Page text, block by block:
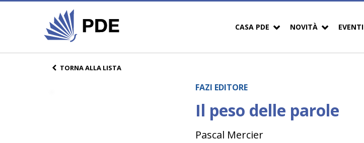
CASA PDE NOVITÀ EVENTI
TORNA ALLA LISTA
FAZI EDITORE
Il peso delle parole
Pascal Mercier